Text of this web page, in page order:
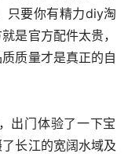
只要你有精力diy淘
是官方配件太贵，
质量才是真正的自
长江的宽阔水域及